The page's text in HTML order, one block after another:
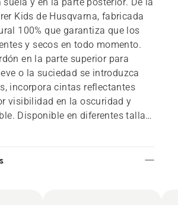
Kids de Husqvarna, fabricada
100% que garantiza que los
y secos en todo momento.
en la parte superior para
o la suciedad se introduzca
incorpora cintas reflectantes
visibilidad en la oscuridad y
Disponible en diferentes tallas,